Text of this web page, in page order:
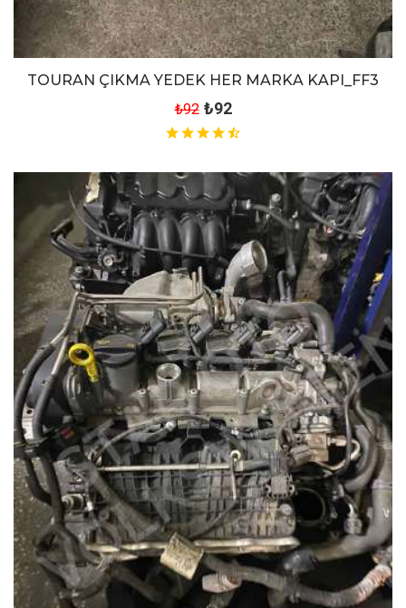
TOURAN ÇIKMA YEDEK HER MARKA KAPI_FF3
₺92 ₺92